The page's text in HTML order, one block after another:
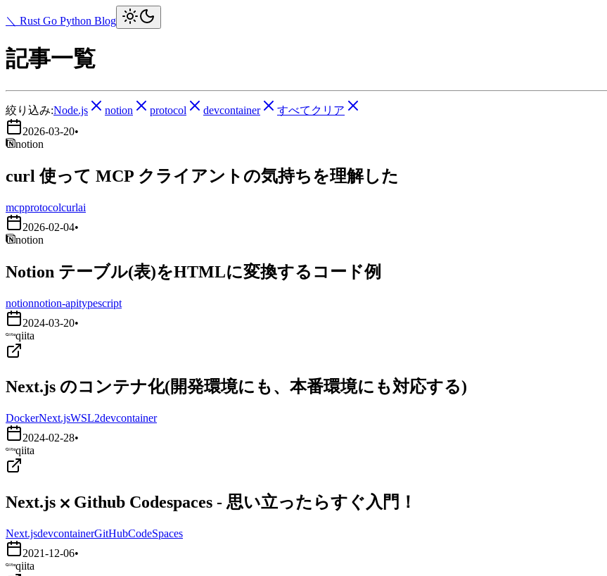
＼ Rust Go Python Blog
記事一覧
絞り込み:Node.js notion protocol devcontainer
すべてクリア
2026-03-20•
notion
curl 使って MCP クライアントの気持ちを理解した
mcpprotocolcurlai
2026-02-04•
notion
Notion テーブル(表)をHTMLに変換するコード例
notionnotion-apitypescript
2024-03-20•
qiita
Next.js のコンテナ化(開発環境にも、本番環境にも対応する)
DockerNext.jsWSL2devcontainer
2024-02-28•
qiita
Next.js ⨉ Github Codespaces - 思い立ったらすぐ入門！
Next.jsdevcontainerGitHubCodeSpaces
2021-12-06•
qiita